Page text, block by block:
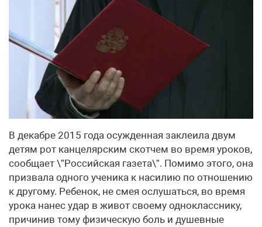
В декабре 2015 года осужденная заклеила двум
детям рот канцелярским скотчем во время уроков,
сообщает \”Российская газета\”. Помимо этого, она
призвала одного ученика к насилию по отношению
к другому. Ребенок, не смея ослушаться, во время
урока нанес удар в живот своему однокласснику,
причинив тому физическую боль и душевные